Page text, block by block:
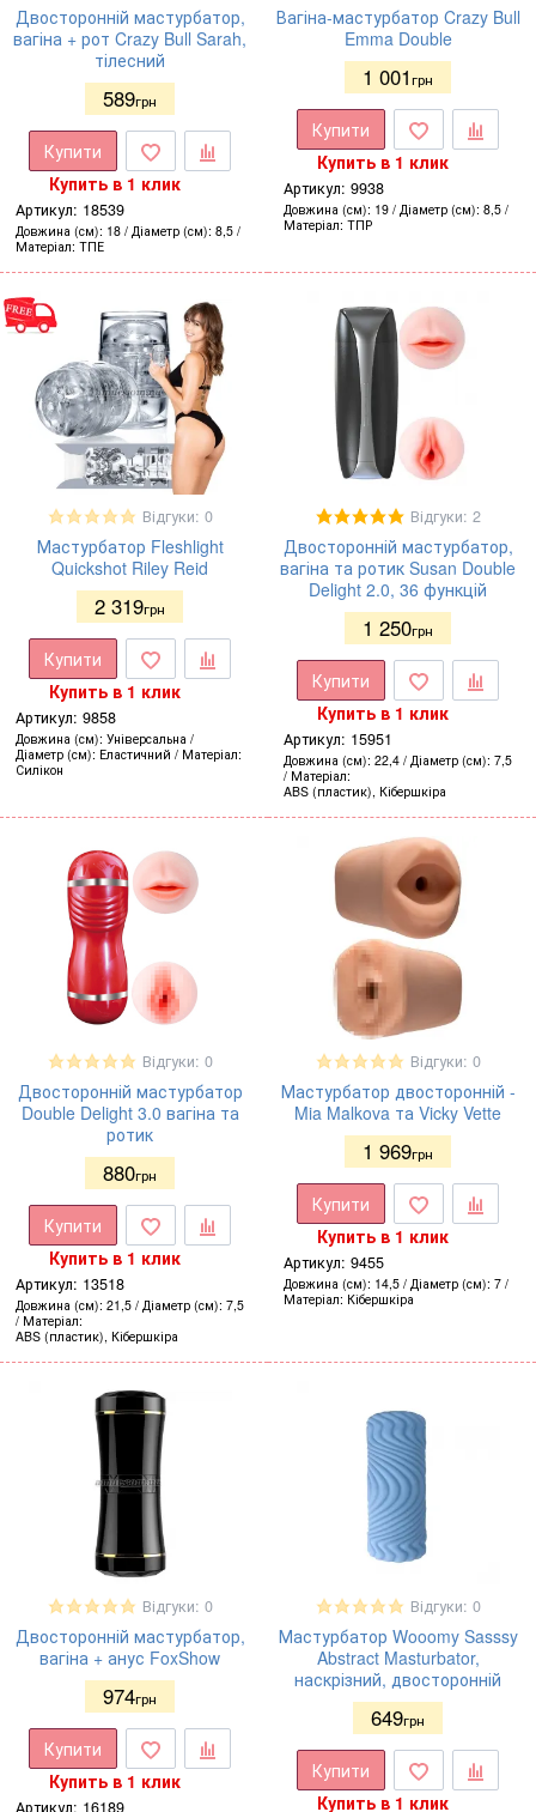
Двосторонній мастурбатор,
вагіна + рот Crazy Bull Sarah,
тілесний
589грн
Купити
Купить в 1 клик
Артикул: 18539
Довжина (см) 18 Діаметр (см) 8,5
Матеріал ТПЕ
Вагіна-мастурбатор Crazy Bull
Emma Double
1 001грн
Купити
Купить в 1 клик
Артикул: 9938
Довжина (см) 19 Діаметр (см) 8,5
Матеріал ТПР
Відгуки: 0
Мастурбатор Fleshlight
Quickshot Riley Reid
2 319грн
Купити
Купить в 1 клик
Артикул: 9858
Довжина (см) Універсальна
Діаметр (см) Еластичний
Матеріал
Силікон
Відгуки: 2
Двосторонній мастурбатор,
вагіна та ротик Susan Double
Delight 2.0, 36 функцій
1 250грн
Купити
Купить в 1 клик
Артикул: 15951
Довжина (см) 22,4 Діаметр (см) 7,5
Матеріал
ABS (пластик), Кібершкіра
Відгуки: 0
Двосторонній мастурбатор
Double Delight 3.0 вагіна та
ротик
880грн
Купити
Купить в 1 клик
Артикул: 13518
Довжина (см) 21,5 Діаметр (см) 7,5
Матеріал
ABS (пластик), Кібершкіра
Відгуки: 0
Мастурбатор двосторонній -
Mia Malkova та Vicky Vette
1 969грн
Купити
Купить в 1 клик
Артикул: 9455
Довжина (см) 14,5 Діаметр (см) 7
Матеріал Кібершкіра
Відгуки: 0
Двосторонній мастурбатор,
вагіна + анус FoxShow
974грн
Купити
Купить в 1 клик
Артикул: 16189
Відгуки: 0
Мастурбатор Wooomy Sasssy
Abstract Masturbator,
наскрізний, двосторонній
649грн
Купити
Купить в 1 клик